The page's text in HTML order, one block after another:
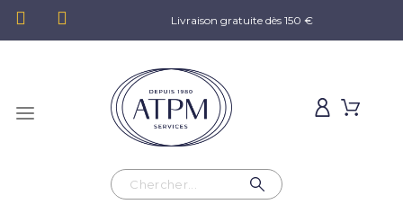
Livraison gratuite dès 150 €